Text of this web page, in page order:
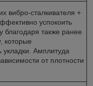
вибро-сталкивателя +
успокоить
благодаря также ранее
которые
укладки. Амплитуда
от плотности